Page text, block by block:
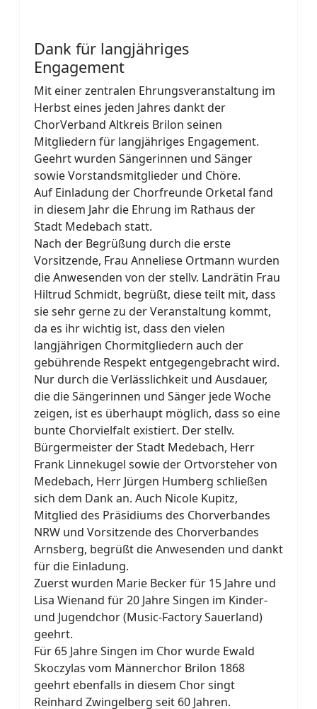
Dank für langjähriges
Engagement
Mit einer zentralen Ehrungsveranstaltung im
Herbst eines jeden Jahres dankt der
ChorVerband Altkreis Brilon seinen
Mitgliedern für langjähriges Engagement.
Geehrt wurden Sängerinnen und Sänger
sowie Vorstandsmitglieder und Chöre.
Auf Einladung der Chorfreunde Orketal fand
in diesem Jahr die Ehrung im Rathaus der
Stadt Medebach statt.
Nach der Begrüßung durch die erste
Vorsitzende, Frau Anneliese Ortmann wurden
die Anwesenden von der stellv. Landrätin Frau
Hiltrud Schmidt, begrüßt, diese teilt mit, dass
sie sehr gerne zu der Veranstaltung kommt,
da es ihr wichtig ist, dass den vielen
langjährigen Chormitgliedern auch der
gebührende Respekt entgegengebracht wird.
Nur durch die Verlässlichkeit und Ausdauer,
die die Sängerinnen und Sänger jede Woche
zeigen, ist es überhaupt möglich, dass so eine
bunte Chorvielfalt existiert. Der stellv.
Bürgermeister der Stadt Medebach, Herr
Frank Linnekugel sowie der Ortvorsteher von
Medebach, Herr Jürgen Humberg schließen
sich dem Dank an. Auch Nicole Kupitz,
Mitglied des Präsidiums des Chorverbandes
NRW und Vorsitzende des Chorverbandes
Arnsberg, begrüßt die Anwesenden und dankt
für die Einladung.
Zuerst wurden Marie Becker für 15 Jahre und
Lisa Wienand für 20 Jahre Singen im Kinder-
und Jugendchor (Music-Factory Sauerland)
geehrt.
Für 65 Jahre Singen im Chor wurde Ewald
Skoczylas vom Männerchor Brilon 1868
geehrt ebenfalls in diesem Chor singt
Reinhard Zwingelberg seit 60 Jahren.